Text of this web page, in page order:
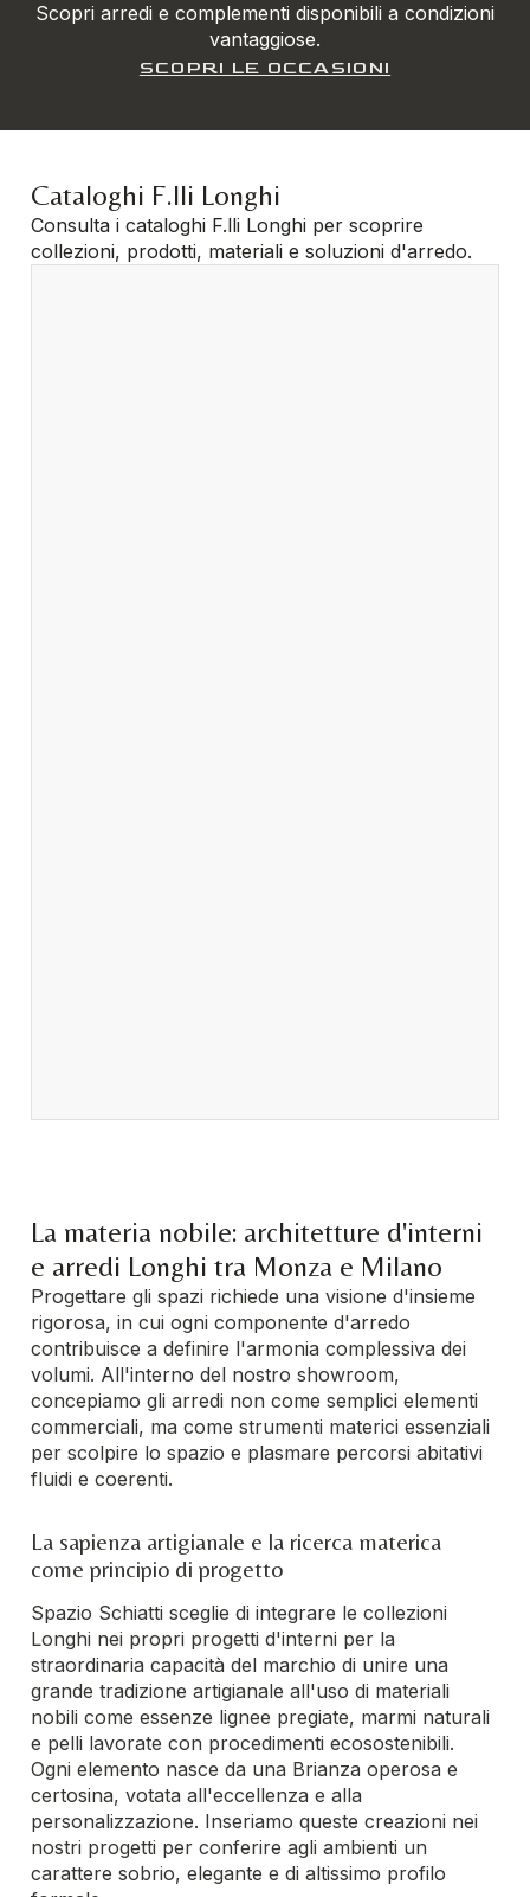
Scopri arredi e complementi disponibili a condizioni
vantaggiose.
SCOPRI LE OCCASIONI
Cataloghi F.lli Longhi
Consulta i cataloghi F.lli Longhi per scoprire
collezioni, prodotti, materiali e soluzioni d'arredo.
La materia nobile: architetture d'interni
e arredi Longhi tra Monza e Milano
Progettare gli spazi richiede una visione d'insieme
rigorosa, in cui ogni componente d'arredo
contribuisce a definire l'armonia complessiva dei
volumi. All'interno del nostro showroom,
concepiamo gli arredi non come semplici elementi
commerciali, ma come strumenti materici essenziali
per scolpire lo spazio e plasmare percorsi abitativi
fluidi e coerenti.
La sapienza artigianale e la ricerca materica
come principio di progetto
Spazio Schiatti sceglie di integrare le collezioni
Longhi nei propri progetti d'interni per la
straordinaria capacità del marchio di unire una
grande tradizione artigianale all'uso di materiali
nobili come essenze lignee pregiate, marmi naturali
e pelli lavorate con procedimenti ecosostenibili.
Ogni elemento nasce da una Brianza operosa e
certosina, votata all'eccellenza e alla
personalizzazione. Inseriamo queste creazioni nei
nostri progetti per conferire agli ambienti un
carattere sobrio, elegante e di altissimo profilo